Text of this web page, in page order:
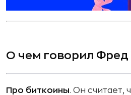
О чем говорил Фред
Про биткоины. Он считает,